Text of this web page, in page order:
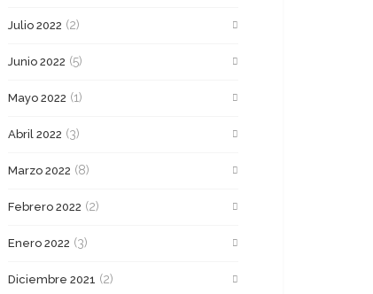
Julio 2022 (2)
Junio 2022 (5)
Mayo 2022 (1)
Abril 2022 (3)
Marzo 2022 (8)
Febrero 2022 (2)
Enero 2022 (3)
Diciembre 2021 (2)